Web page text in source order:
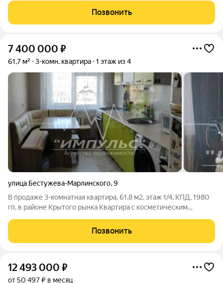
Позвонить
7 400 000 ₽
61,7 м² 3-комн. квартира 1 этаж из 4
улица Бестужева-Марлинского,9
В продаже 3-комнатная квартира, 61.8 м2, этаж 1/4, КПД, 1980
гп, в районе Крытого рынка Квартира с косметическим
бытовая техника и мебель. Окна квартиры выходят во двор.
Расположена в развитом
Позвонить
12 493 000 ₽
от 50 497 ₽ в месяц